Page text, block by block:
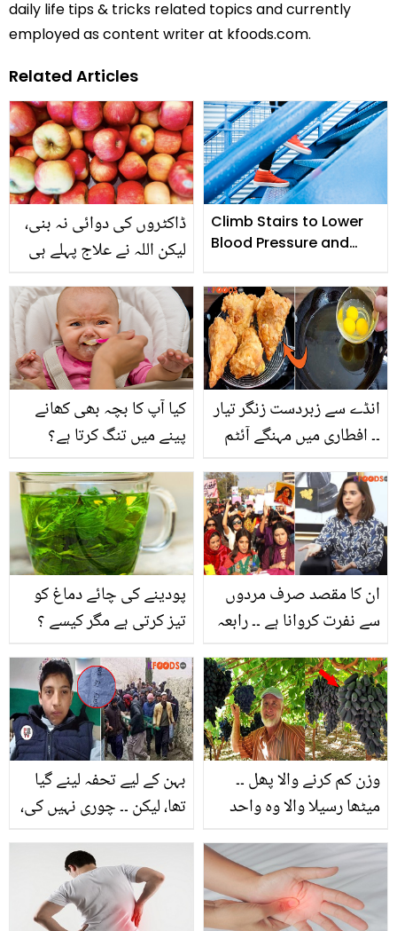
daily life tips & tricks related topics and currently
employed as content writer at kfoods.com.
Related Articles
ڈاکٹروں کی دوائی نہ بنی،
لیکن اللہ نے علاج پہلے ہی
کی دوا نہیں، اس کا علاج
سیب میں ہے! جانیں سیب
کے وہ قدرتی فائدے جو
تحقیق آج ثابت کر رہی
Climb Stairs to Lower
Blood Pressure and
Muscles
کیا آپ کا بچہ بھی کھانے
پینے میں تنگ کرتا ہے؟
انڈے سے زبردست زنگر تیار
۔۔ افطاری میں مہنگے آئٹم
میں بنائیں یہ آسان اور
سستی ریسیپی، جو کھائے
دیوانہ ہوجائے
پودینے کی چائے دماغ کو
تیز کرتی ہے مگر کیسے ؟
کی صحت اور خوبصورتی
کے وہ راز جو شاید ہی آپ
کو معلوم ہوں۔۔
ان کا مقصد صرف مردوں
سے نفرت کروانا ہے ۔۔ رابعہ
پر خواتین کو بھڑکانے کے
خلاف بول پڑیں
بہن کے لیے تحفہ لینے گیا
تھا، لیکن ۔۔ چوری نہیں کی،
لگایا تو بچے نے سچ بتانے
کے لیے ایسا کیا کیا کہ
والدین بھی حیرت زدہ رہ
وزن کم کرنے والا پھل ۔۔
میٹھا رسیلا والا وہ واحد
حکومت سے اجازت کیوں
لینی پڑتی ہے؟